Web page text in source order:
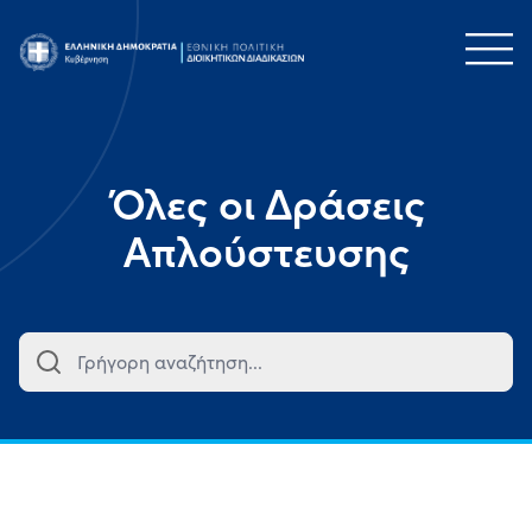
Όλες οι Δράσεις
Απλούστευσης
Τομέας